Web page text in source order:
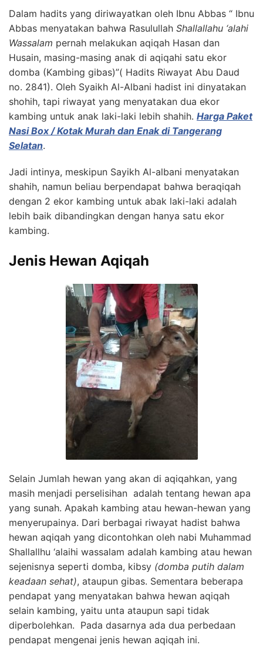
Dalam hadits yang diriwayatkan oleh Ibnu Abbas “ Ibnu
Abbas menyatakan bahwa Rasulullah Shallallahu ‘alahi
Wassalam pernah melakukan aqiqah Hasan dan
Husain, masing-masing anak di aqiqahi satu ekor
domba (Kambing gibas)”( Hadits Riwayat Abu Daud
no. 2841). Oleh Syaikh Al-Albani hadist ini dinyatakan
shohih, tapi riwayat yang menyatakan dua ekor
kambing untuk anak laki-laki lebih shahih. Harga Paket
Nasi Box / Kotak Murah dan Enak di Tangerang
Selatan.
Jadi intinya, meskipun Sayikh Al-albani menyatakan
shahih, namun beliau berpendapat bahwa beraqiqah
dengan 2 ekor kambing untuk abak laki-laki adalah
lebih baik dibandingkan dengan hanya satu ekor
kambing.
Jenis Hewan Aqiqah
Selain Jumlah hewan yang akan di aqiqahkan, yang
masih menjadi perselisihan adalah tentang hewan apa
yang sunah. Apakah kambing atau hewan-hewan yang
menyerupainya. Dari berbagai riwayat hadist bahwa
hewan aqiqah yang dicontohkan oleh nabi Muhammad
Shallallhu ‘alaihi wassalam adalah kambing atau hewan
sejenisnya seperti domba, kibsy (domba putih dalam
keadaan sehat), ataupun gibas. Sementara beberapa
pendapat yang menyatakan bahwa hewan aqiqah
selain kambing, yaitu unta ataupun sapi tidak
diperbolehkan. Pada dasarnya ada dua perbedaan
pendapat mengenai jenis hewan aqiqah ini.